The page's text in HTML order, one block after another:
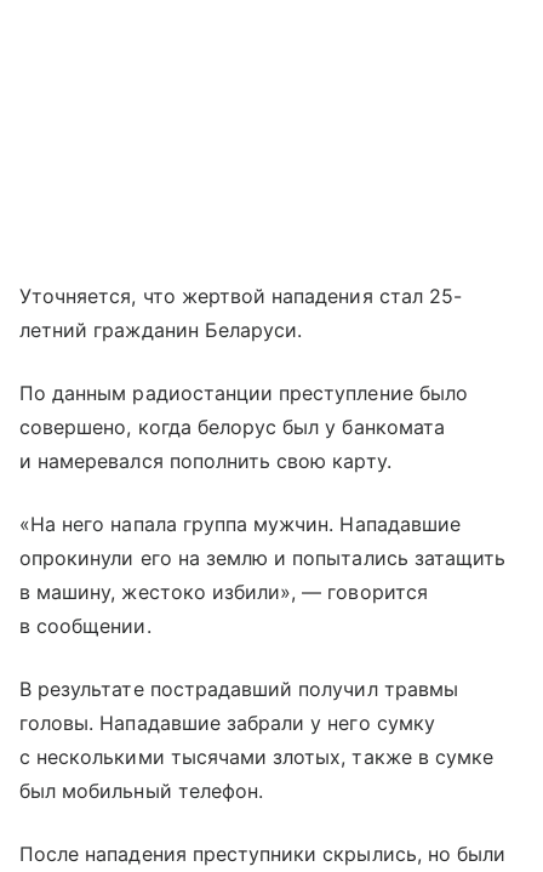
Уточняется, что жертвой нападения стал 25-
летний гражданин Беларуси.
По данным радиостанции преступление было
совершено, когда белорус был у банкомата
и намеревался пополнить свою карту.
«На него напала группа мужчин. Нападавшие
опрокинули его на землю и попытались затащить
в машину, жестоко избили», — говорится
в сообщении.
В результате пострадавший получил травмы
головы. Нападавшие забрали у него сумку
с несколькими тысячами злотых, также в сумке
был мобильный телефон.
После нападения преступники скрылись, но были